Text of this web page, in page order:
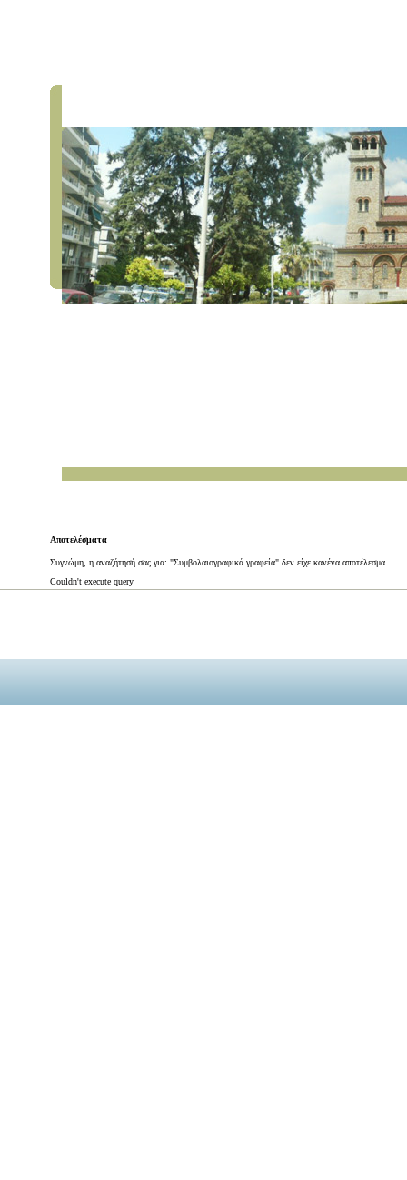
Αποτελέσματα
Συγνώμη, η αναζήτησή σας για: "Συμβολαιογραφικά γραφεία" δεν είχε κανένα αποτέλεσμα
Couldn't execute query